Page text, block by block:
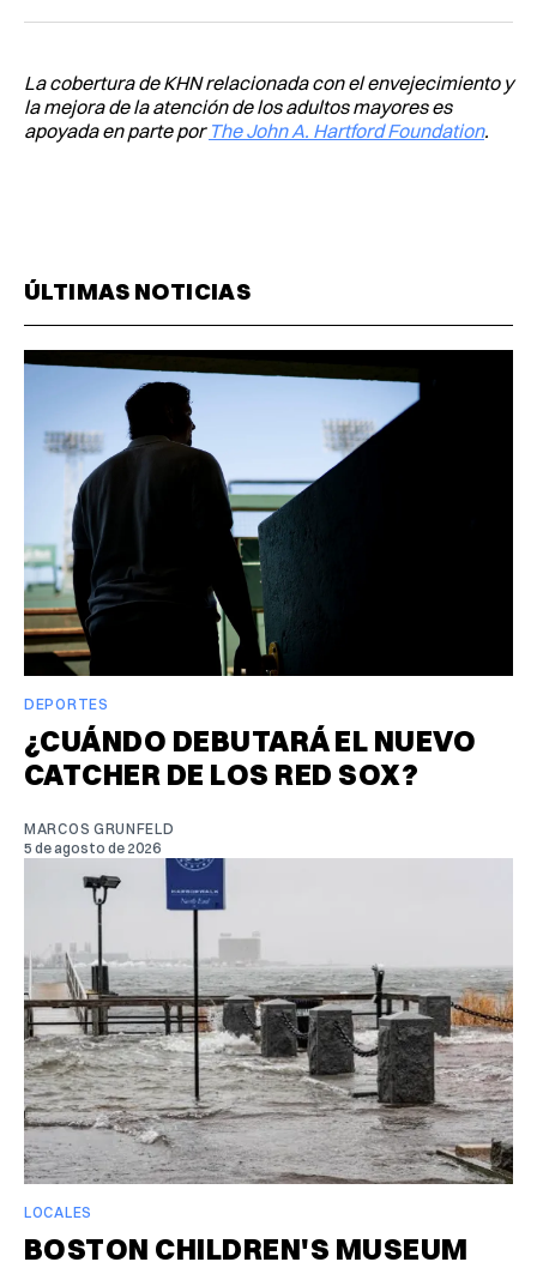
La cobertura de KHN relacionada con el envejecimiento y
la mejora de la atención de los adultos mayores es
apoyada en parte por The John A. Hartford Foundation.
ÚLTIMAS NOTICIAS
DEPORTES
¿CUÁNDO DEBUTARÁ EL NUEVO
CATCHER DE LOS RED SOX?
MARCOS GRUNFELD
5 de agosto de 2026
LOCALES
BOSTON CHILDREN'S MUSEUM